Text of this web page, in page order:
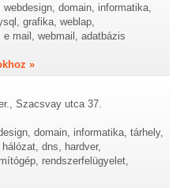
domain, informatika,
grafika, weblap,
mail, webmail, adatbázis
»
Szacsvay utca 37.
domain, informatika, tárhely,
dns, hardver,
rendszerfelügyelet,